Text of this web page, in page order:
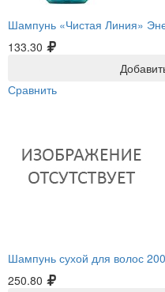
Шампунь «Чистая Линия»
133.30
Сравнить
Шампунь сухой для волос
250.80